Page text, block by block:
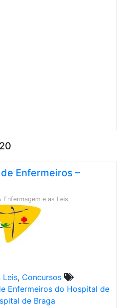
Enfermeiros –
Enfermagem e as Leis
Leis, Concursos
Enfermeiros do Hospital de
de Braga